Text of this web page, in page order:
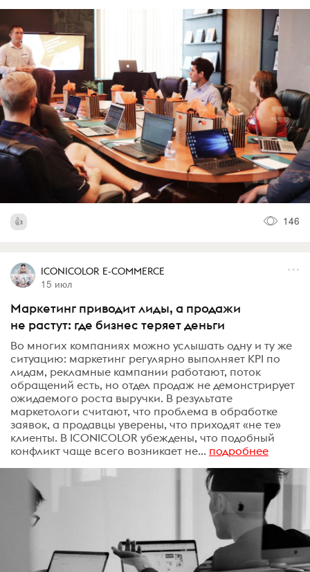
146
ICONICOLOR E-COMMERCE
15 июл
Маркетинг приводит лиды, а продажи
не растут: где бизнес теряет деньги
Во многих компаниях можно услышать одну и ту же
ситуацию: маркетинг регулярно выполняет KPI по
лидам, рекламные кампании работают, поток
обращений есть, но отдел продаж не демонстрирует
ожидаемого роста выручки. В результате
маркетологи считают, что проблема в обработке
заявок, а продавцы уверены, что приходят «не те»
клиенты. В ICONICOLOR убеждены, что подобный
конфликт чаще всего возникает не... подробнее